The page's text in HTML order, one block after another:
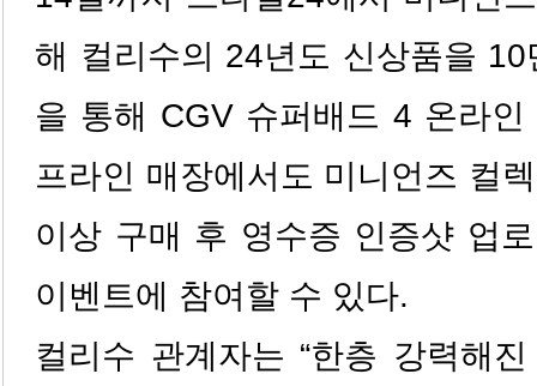
해 컬리수의 24년도 신상품을
을 통해 CGV 슈퍼배드 4 온라
프라인 매장에서도 미니언즈 컬
이상 구매 후 영수증 인증샷 업
이벤트에 참여할 수 있다.
컬리수 관계자는 “한층 강력해